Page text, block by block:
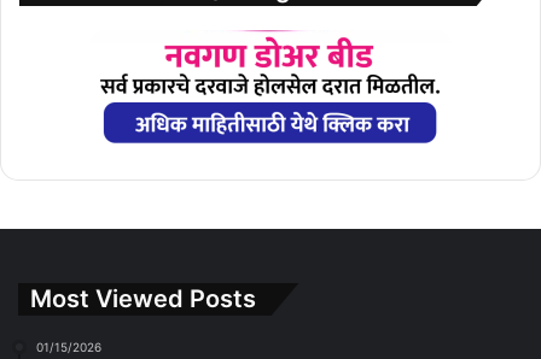
Most Viewed Posts
01/15/2026